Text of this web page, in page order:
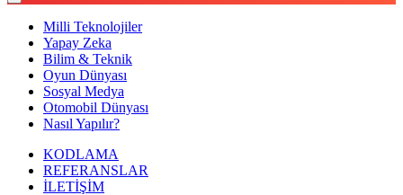
Milli Teknolojiler
Yapay Zeka
Bilim & Teknik
Oyun Dünyası
Sosyal Medya
Otomobil Dünyası
Nasıl Yapılır?
KODLAMA
REFERANSLAR
İLETİŞİM